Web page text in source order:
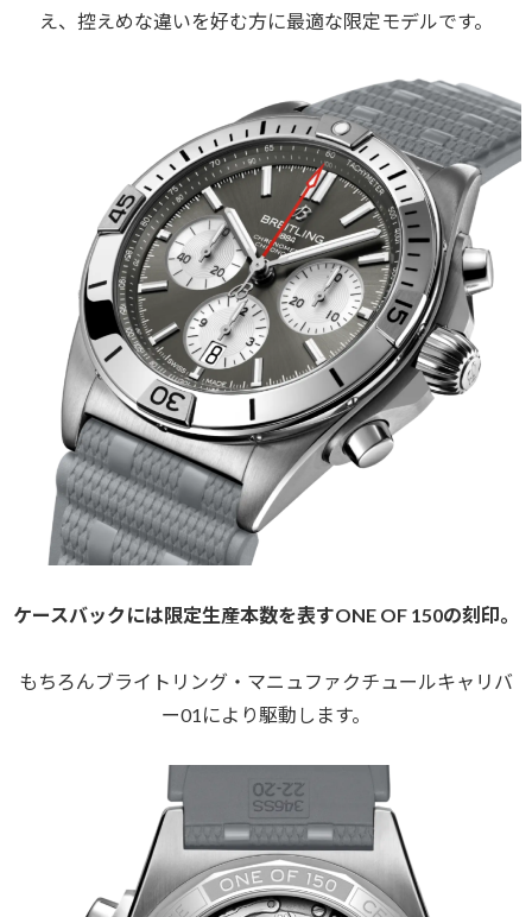
え、控えめな違いを好む方に最適な限定モデルです。
ケースバックには限定生産本数を表すONE OF 150の刻印。
もちろんブライトリング・マニュファクチュールキャリバ
ー01により駆動します。